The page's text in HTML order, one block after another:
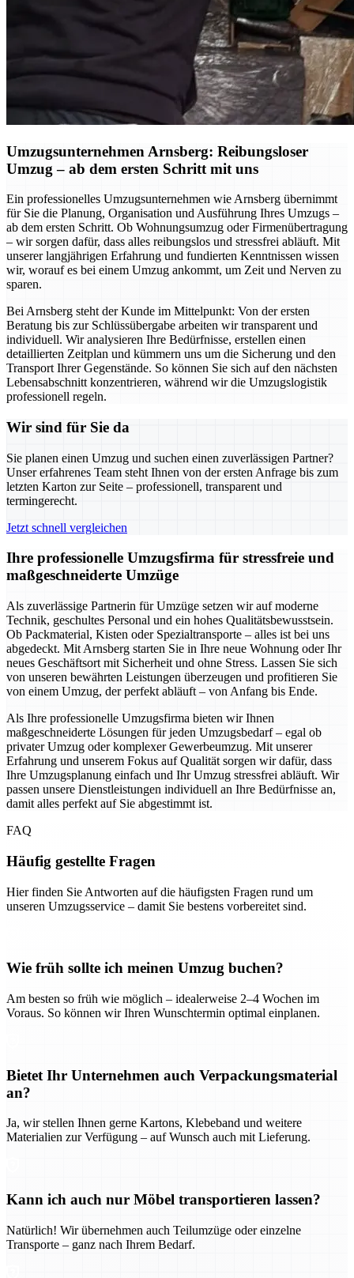
Umzugsunternehmen Arnsberg: Reibungsloser
Umzug – ab dem ersten Schritt mit uns
Ein professionelles Umzugsunternehmen wie Arnsberg übernimmt
für Sie die Planung, Organisation und Ausführung Ihres Umzugs –
ab dem ersten Schritt. Ob Wohnungsumzug oder Firmenübertragung
– wir sorgen dafür, dass alles reibungslos und stressfrei abläuft. Mit
unserer langjährigen Erfahrung und fundierten Kenntnissen wissen
wir, worauf es bei einem Umzug ankommt, um Zeit und Nerven zu
sparen.
Bei Arnsberg steht der Kunde im Mittelpunkt: Von der ersten
Beratung bis zur Schlüssübergabe arbeiten wir transparent und
individuell. Wir analysieren Ihre Bedürfnisse, erstellen einen
detaillierten Zeitplan und kümmern uns um die Sicherung und den
Transport Ihrer Gegenstände. So können Sie sich auf den nächsten
Lebensabschnitt konzentrieren, während wir die Umzugslogistik
professionell regeln.
Wir sind für Sie da
Sie planen einen Umzug und suchen einen zuverlässigen Partner?
Unser erfahrenes Team steht Ihnen von der ersten Anfrage bis zum
letzten Karton zur Seite – professionell, transparent und
termingerecht.
Jetzt schnell vergleichen
Ihre professionelle Umzugsfirma für stressfreie und
maßgeschneiderte Umzüge
Als zuverlässige Partnerin für Umzüge setzen wir auf moderne
Technik, geschultes Personal und ein hohes Qualitätsbewusstsein.
Ob Packmaterial, Kisten oder Spezialtransporte – alles ist bei uns
abgedeckt. Mit Arnsberg starten Sie in Ihre neue Wohnung oder Ihr
neues Geschäftsort mit Sicherheit und ohne Stress. Lassen Sie sich
von unseren bewährten Leistungen überzeugen und profitieren Sie
von einem Umzug, der perfekt abläuft – von Anfang bis Ende.
Als Ihre professionelle Umzugsfirma bieten wir Ihnen
maßgeschneiderte Lösungen für jeden Umzugsbedarf – egal ob
privater Umzug oder komplexer Gewerbeumzug. Mit unserer
Erfahrung und unserem Fokus auf Qualität sorgen wir dafür, dass
Ihre Umzugsplanung einfach und Ihr Umzug stressfrei abläuft. Wir
passen unsere Dienstleistungen individuell an Ihre Bedürfnisse an,
damit alles perfekt auf Sie abgestimmt ist.
FAQ
Häufig gestellte Fragen
Hier finden Sie Antworten auf die häufigsten Fragen rund um
unseren Umzugsservice – damit Sie bestens vorbereitet sind.
Wie früh sollte ich meinen Umzug buchen?
Am besten so früh wie möglich – idealerweise 2–4 Wochen im
Voraus. So können wir Ihren Wunschtermin optimal einplanen.
Bietet Ihr Unternehmen auch Verpackungsmaterial
an?
Ja, wir stellen Ihnen gerne Kartons, Klebeband und weitere
Materialien zur Verfügung – auf Wunsch auch mit Lieferung.
Kann ich auch nur Möbel transportieren lassen?
Natürlich! Wir übernehmen auch Teilumzüge oder einzelne
Transporte – ganz nach Ihrem Bedarf.